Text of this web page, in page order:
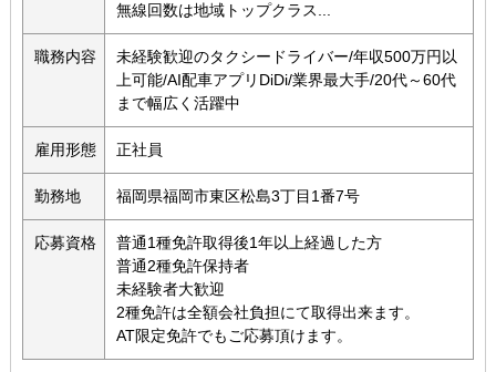
無線回数は地域トップクラス...
職務内容
未経験歓迎のタクシードライバー/年収500万円以
上可能/AI配車アプリDiDi/業界最大手/20代～60代
まで幅広く活躍中
雇用形態 正社員
勤務地 福岡県福岡市東区松島3丁目1番7号
応募資格
普通1種免許取得後1年以上経過した方
普通2種免許保持者
未経験者大歓迎
2種免許は全額会社負担にて取得出来ます。
AT限定免許でもご応募頂けます。